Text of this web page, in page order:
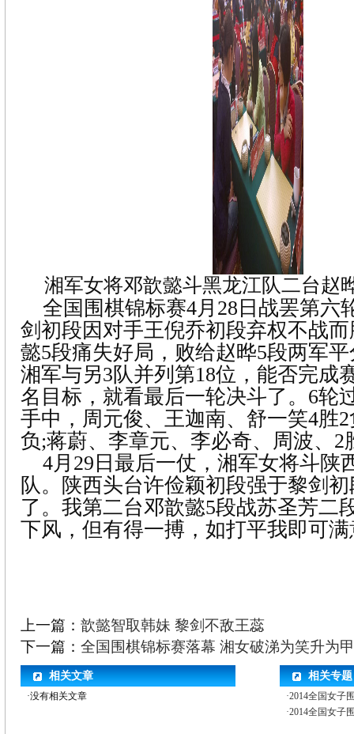
湘军女将邓歆懿斗黑龙江队二台赵
全国围棋锦标赛4月28日战罢第六
剑初段因对手王倪乔初段弃权不战
懿5段痛失好局，败给赵晔5段两军
湘军与另3队并列第18位，能否完成
名目标，就看最后一轮决斗了。6轮
手中，周元俊、王迦南、舒一笑4胜
负;蒋蔚、李章元、李必奇、周波、2
4月29日最后一仗，湘军女将斗陕
队。陕西头台许俭颖初段强于黎剑
了。我第二台邓歆懿5段战苏圣芳二
下风，但有得一搏，如打平我即可
上一篇： 歆懿智取韩妹 黎剑不敌王蕊
下一篇： 全国围棋锦标赛落幕 湘女破涕为笑升为
相关文章
·没有相关文章
相关专题
·2014全国女子
·2014全国女子